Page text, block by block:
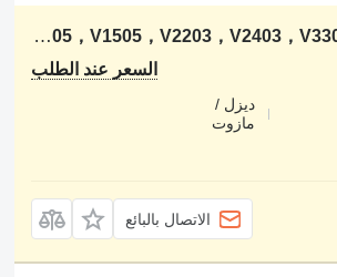
المحرك Kubota د1105 D902，D722，D1305，V1505，V2203，V2403，V3300，V3307，V3600，V3800，D1305 لـ حفارة Kubota
السعر عند الطلب
ديزل /
مازوت
الاتصال بالبائع